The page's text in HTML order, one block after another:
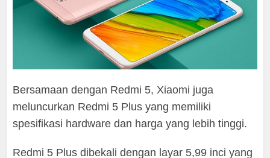
Bersamaan dengan Redmi 5, Xiaomi juga
meluncurkan Redmi 5 Plus yang memiliki
spesifikasi hardware dan harga yang lebih tinggi.
Redmi 5 Plus dibekali dengan layar 5,99 inci yang